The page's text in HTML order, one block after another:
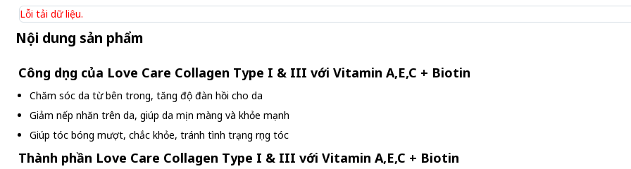
Lỗi tải dữ liệu.
Nội dung sản phẩm
Công dụng của Love Care Collagen Type I & III với Vitamin A,E,C + Biotin
Chăm sóc da từ bên trong, tăng độ đàn hồi cho da
Giảm nếp nhăn trên da, giúp da mịn màng và khỏe mạnh
Giúp tóc bóng mượt, chắc khỏe, tránh tình trạng rụng tóc
Thành phần Love Care Collagen Type I & III với Vitamin A,E,C + Biotin